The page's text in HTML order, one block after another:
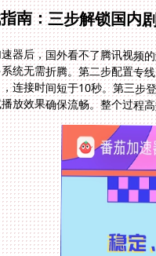
南：三步解锁国内
器后，国外看不了腾讯视频
放效果确保流畅。整个过程